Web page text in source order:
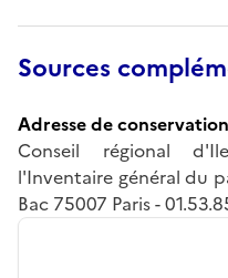
Sources
Adresse de
Conseil régional
l'Inventaire général du
Bac 75007 Paris -